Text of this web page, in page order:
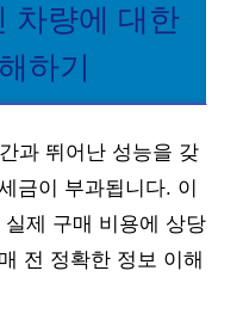
차량에 대한
하기
과 뛰어난 성능을 갖
금이 부과됩니다. 이
제 구매 비용에 상당
전 정확한 정보 이해